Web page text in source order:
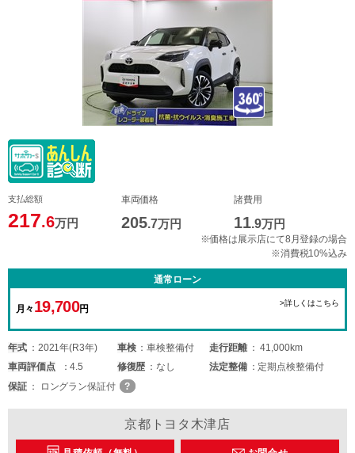
支払総額
217.6万円
車両価格
205.7万円
諸費用
11.9万円
※価格は展示店にて8月登録の場合
※消費税10%込み
通常ローン
月々 19,700円
>詳しくはこちら
年式 2021年(R3年) 車検 車検整備付 走行距離
41,000km
車両評価点 4.5 修復歴 なし 法定整備
定期点検整備付
保証
ロングラン保証付
京都トヨタ木津店